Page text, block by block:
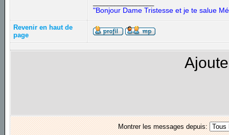
"Bonjour Dame Tristesse et je te salue
Revenir en haut de
page
Montrer les messages depuis: